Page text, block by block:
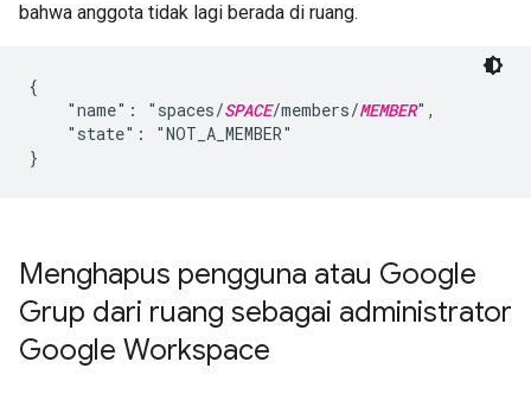
bahwa anggota tidak lagi berada di ruang.
{
    "name": "spaces/
SPACE/members/MEMBER",
    "state": "NOT_A_MEMBER"
Menghapus pengguna atau Google
Grup dari ruang sebagai administrator
Google Workspace